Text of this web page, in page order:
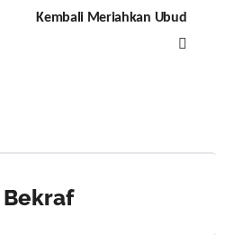
Kembali Meriahkan Ubud
Bekraf